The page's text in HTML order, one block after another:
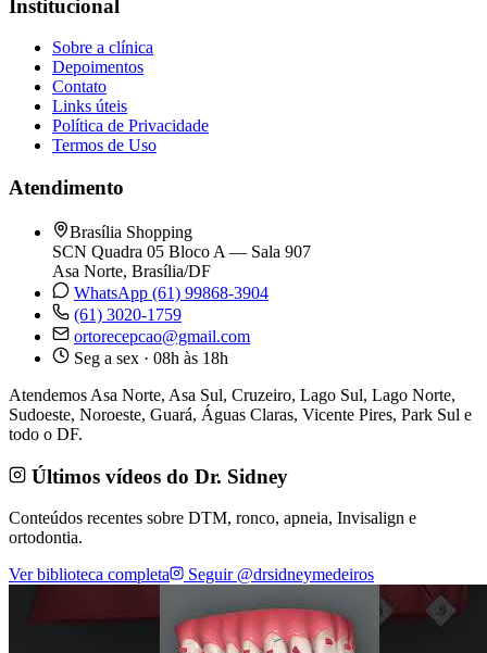
Institucional
Sobre a clínica
Depoimentos
Contato
Links úteis
Política de Privacidade
Termos de Uso
Atendimento
Brasília Shopping
SCN Quadra 05 Bloco A — Sala 907
Asa Norte, Brasília/DF
WhatsApp (61) 99868-3904
(61) 3020-1759
ortorecepcao@gmail.com
Seg a sex · 08h às 18h
Atendemos Asa Norte, Asa Sul, Cruzeiro, Lago Sul, Lago Norte,
Sudoeste, Noroeste, Guará, Águas Claras, Vicente Pires, Park Sul e
todo o DF.
Últimos vídeos do Dr. Sidney
Conteúdos recentes sobre DTM, ronco, apneia, Invisalign e
ortodontia.
Ver biblioteca completa
Seguir @drsidneymedeiros